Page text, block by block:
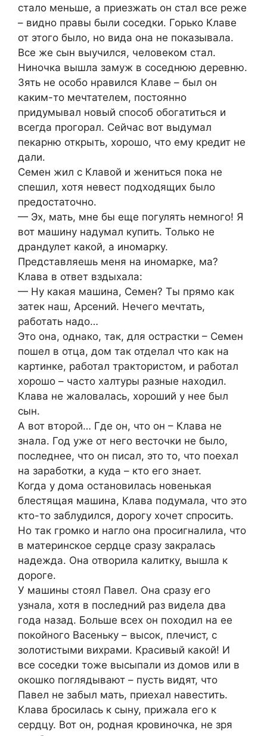
стало меньше, а приезжать он стал все реже
– видно правы были соседки. Горько Клаве
от этого было, но вида она не показывала.
Все же сын выучился, человеком стал.
Ниночка вышла замуж в соседнюю деревню.
Зять не особо нравился Клаве – был он
каким-то мечтателем, постоянно
придумывал новый способ обогатиться и
всегда прогорал. Сейчас вот выдумал
пекарню открыть, хорошо, что ему кредит не
дали.
Семен жил с Клавой и жениться пока не
спешил, хотя невест подходящих было
предостаточно.
— Эх, мать, мне бы еще погулять немного! Я
вот машину надумал купить. Только не
драндулет какой, а иномарку.
Представляешь меня на иномарке, ма?
Клава в ответ вздыхала:
— Ну какая машина, Семен? Ты прямо как
затек наш, Арсений. Нечего мечтать,
работать надо…
Это она, однако, так, для острастки – Семен
пошел в отца, дом так отделал что как на
картинке, работал трактористом, и работал
хорошо – часто халтуры разные находил.
Клава не жаловалась, хороший у нее был
сын.
А вот второй… Где он, что он – Клава не
знала. Год уже от него весточки не было,
последнее, что он писал, это то, что поехал
на заработки, а куда – кто его знает.
Когда у дома остановилась новенькая
блестящая машина, Клава подумала, что это
кто-то заблудился, дорогу хочет спросить.
Но так громко и нагло она просигналила, что
в материнское сердце сразу закралась
надежда. Она отворила калитку, вышла к
дороге.
У машины стоял Павел. Она сразу его
узнала, хотя в последний раз видела два
года назад. Больше всех он походил на ее
покойного Васеньку – высок, плечист, с
золотистыми вихрами. Красивый какой! И
все соседки тоже высыпали из домов или в
окошко поглядывают – пусть видят, что
Павел не забыл мать, приехал навестить.
Клава бросилась к сыну, прижала его к
сердцу. Вот он, родная кровиночка, не зря